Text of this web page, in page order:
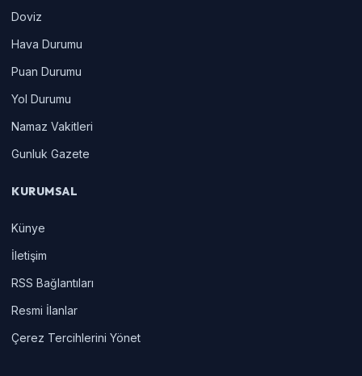
Doviz
Hava Durumu
Puan Durumu
Yol Durumu
Namaz Vakitleri
Gunluk Gazete
KURUMSAL
Künye
İletişim
RSS Bağlantıları
Resmi İlanlar
Çerez Tercihlerini Yönet